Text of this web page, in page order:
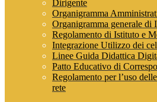
Dirigente
Organigramma
Organigramma generale di
Regolamento di Istituto e
Integrazione Utilizzo dei
Linee Guida Didattica
Patto Educativo di
Regolamento per l’uso
rete